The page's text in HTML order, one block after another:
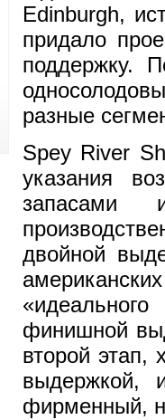
Edinburgh,
придало
поддержку.
разные
Spey River
указания
запасами
двойной
финишной
второй этап,
выдержкой,
фирменный,